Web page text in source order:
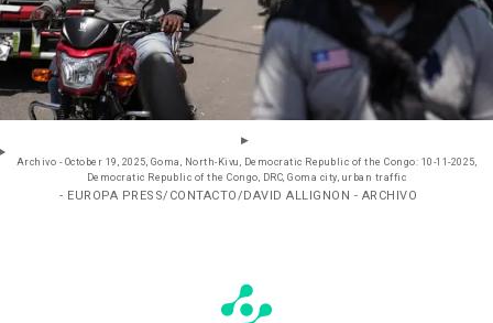
Archivo - October 19, 2025, Goma, North-Kivu, Democratic Republic of the Congo: 10-11-2025,
Democratic Republic of the Congo, DRC, Goma city, urban traffic
- EUROPA PRESS/CONTACTO/DAVID ALLIGNON - ARCHIVO